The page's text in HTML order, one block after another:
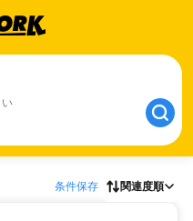
条件保存 関連度順